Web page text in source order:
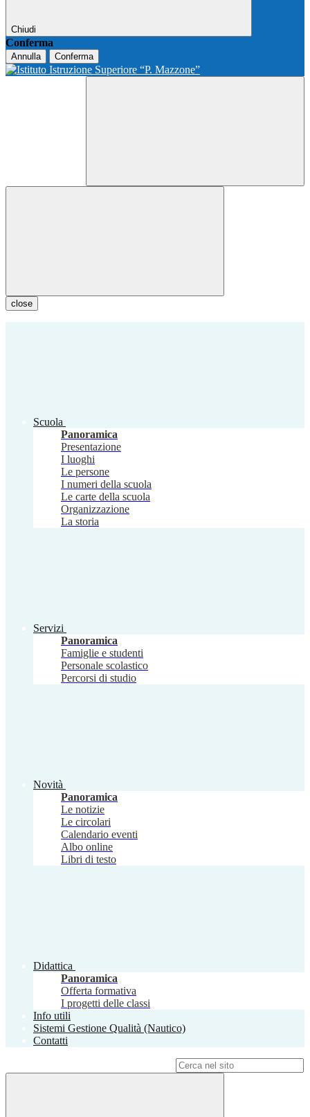
Chiudi
Conferma
Annulla Conferma
close
Scuola
Panoramica
Presentazione
I luoghi
Le persone
I numeri della scuola
Le carte della scuola
Organizzazione
La storia
Servizi
Panoramica
Famiglie e studenti
Personale scolastico
Percorsi di studio
Novità
Panoramica
Le notizie
Le circolari
Calendario eventi
Albo online
Libri di testo
Didattica
Panoramica
Offerta formativa
I progetti delle classi
Info utili
Sistemi Gestione Qualità (Nautico)
Contatti